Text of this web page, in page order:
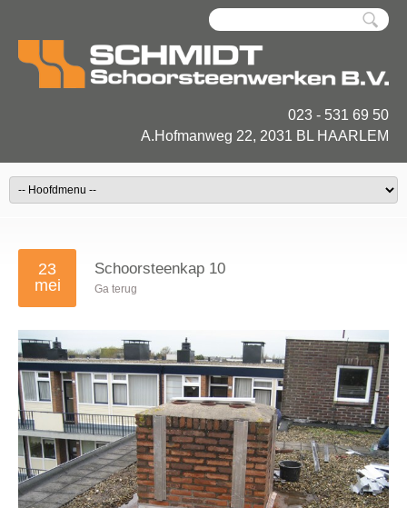
023 - 531 69 50
A.Hofmanweg 22, 2031 BL HAARLEM
Schoorsteenkap 10
23
mei
Ga terug